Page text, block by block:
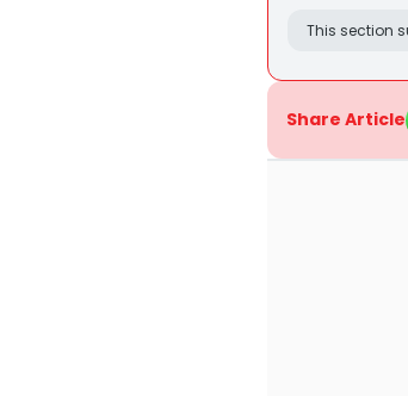
This section
Share Article